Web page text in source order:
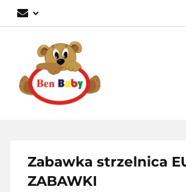
Zabawka strzelnica
ZABAWKI